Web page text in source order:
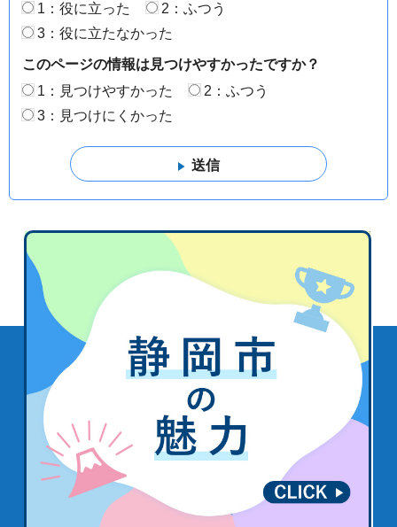
1：役に立った
2：ふつう
3：役に立たなかった
このページの情報は見つけやすかったですか？
1：見つけやすかった
2：ふつう
3：見つけにくかった